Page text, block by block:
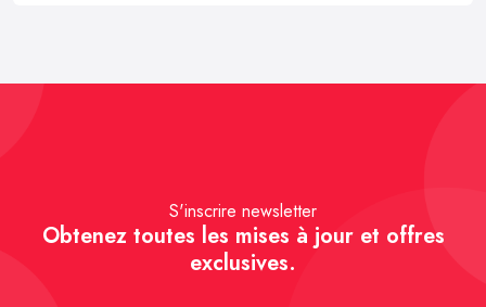
S'inscrire newsletter
Obtenez toutes les mises à jour et offres
exclusives.